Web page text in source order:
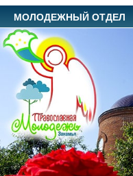
МОЛОДЕЖНЫЙ ОТДЕЛ